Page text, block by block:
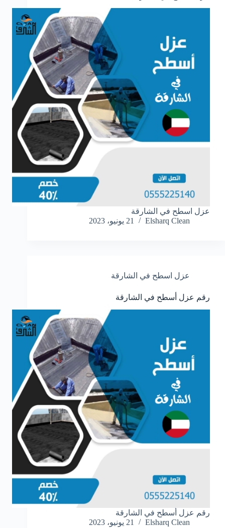
عزل اسطح في الشارقة
Elsharq Clean
21 يونيو، 2023
عزل اسطح في الشارقة
رقم عزل أسطح في الشارقة
رقم عزل أسطح في الشارقة
Elsharq Clean
21 يونيو، 2023